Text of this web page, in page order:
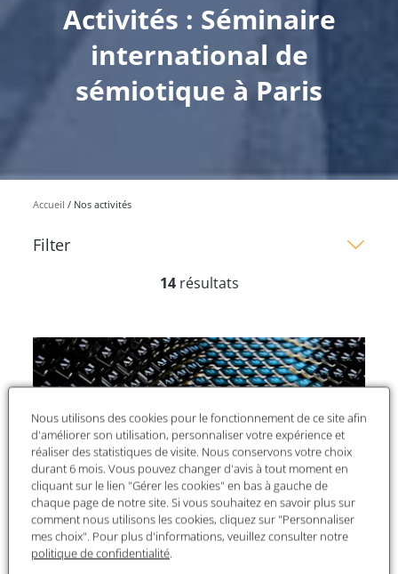
Activités : Séminaire
international de
sémiotique à Paris
Accueil Nos activités
Filter
Date
14résultats
SÉMINAIRE
Intelligence artificielle générative et nouveaux
Nous utilisons des cookies pour le fonctionnement de ce site afin
d'améliorer son utilisation, personnaliser votre expérience et
réaliser des statistiques de visite. Nous conservons votre choix
durant 6 mois. Vous pouvez changer d'avis à tout moment en
cliquant sur le lien "Gérer les cookies" en bas à gauche de
chaque page de notre site. Si vous souhaitez en savoir plus sur
comment nous utilisons les cookies, cliquez sur "Personnaliser
mes choix". Pour plus d'informations, veuillez consulter notre
politique de confidentialité.